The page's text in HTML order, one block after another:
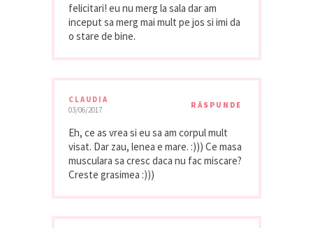
felicitari! eu nu merg la sala dar am
inceput sa merg mai mult pe jos si imi da
o stare de bine.
CLAUDIA
03/06/2017
RĂSPUNDE
Eh, ce as vrea si eu sa am corpul mult
visat. Dar zau, lenea e mare. :))) Ce masa
musculara sa cresc daca nu fac miscare?
Creste grasimea :)))